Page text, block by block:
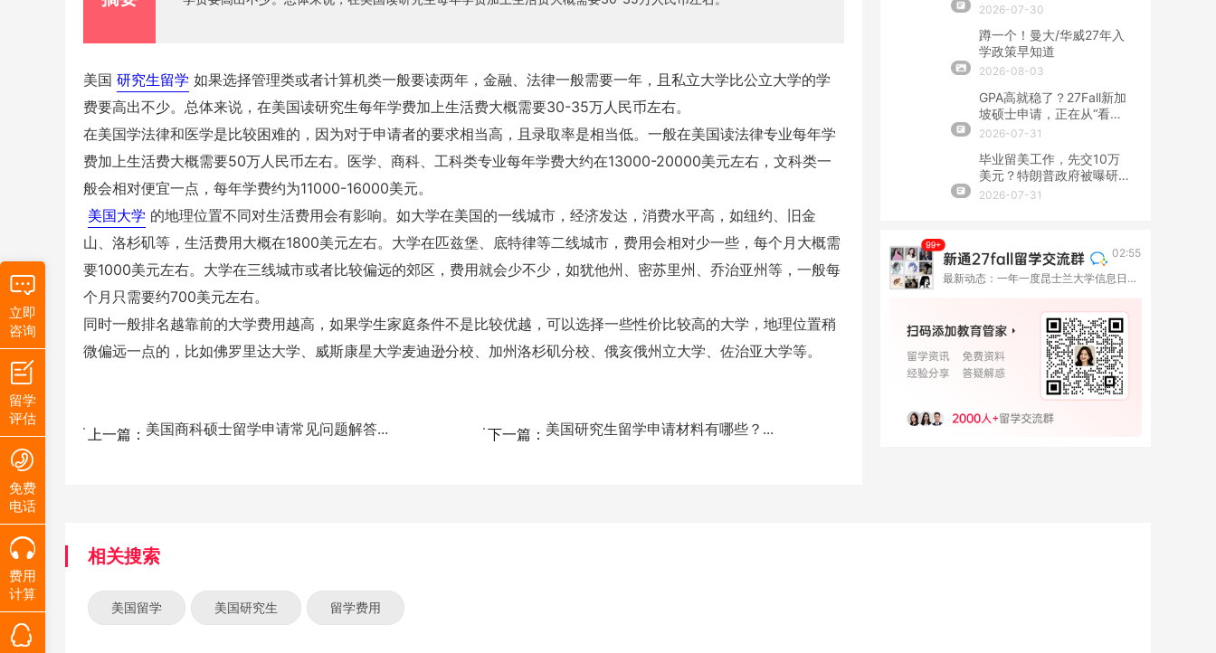
美国 研究生留学 如果选择管理类或者计算机类一般要读两年，金融、法律一般需要一年，且私立大学比公立大学的学
费要高出不少。总体来说，在美国读研究生每年学费加上生活费大概需要30-35万人民币左右。
在美国学法律和医学是比较困难的，因为对于申请者的要求相当高，且录取率是相当低。一般在美国读法律专业每年学
费加上生活费大概需要50万人民币左右。医学、商科、工科类专业每年学费大约在13000-20000美元左右，文科类一
般会相对便宜一点，每年学费约为11000-16000美元。
美国大学 的地理位置不同对生活费用会有影响。如大学在美国的一线城市，经济发达，消费水平高，如纽约、旧金
山、洛杉矶等，生活费用大概在1800美元左右。大学在匹兹堡、底特律等二线城市，费用会相对少一些，每个月大概需
要1000美元左右。大学在三线城市或者比较偏远的郊区，费用就会少不少，如犹他州、密苏里州、乔治亚州等，一般每
个月只需要约700美元左右。
同时一般排名越靠前的大学费用越高，如果学生家庭条件不是比较优越，可以选择一些性价比较高的大学，地理位置稍
微偏远一点的，比如佛罗里达大学、威斯康星大学麦迪逊分校、加州洛杉矶分校、俄亥俄州立大学、佐治亚大学等。
上一篇： 美国商科硕士留学申请常见问题解答... 下一篇： 美国研究生留学申请材料有哪些？...
留学、就业该怎么提前布
2026-07-30
蹲一个！曼大/华威27年入
学政策早知道
2026-08-03
GPA高就稳了？27Fall新加
坡硕士申请，正在从“看
分”转向“看整套证据”
2026-07-31
毕业留美工作，先交10万
美元？特朗普政府被曝研究
OPT新收费
2026-07-31
02:55
最新动态：一年一度昆士兰大学信息日来啦！9月与你相约六座城市
相关搜索
美国留学 美国研究生 留学费用
立即
咨询
留学
评估
免费
电话
费用
计算